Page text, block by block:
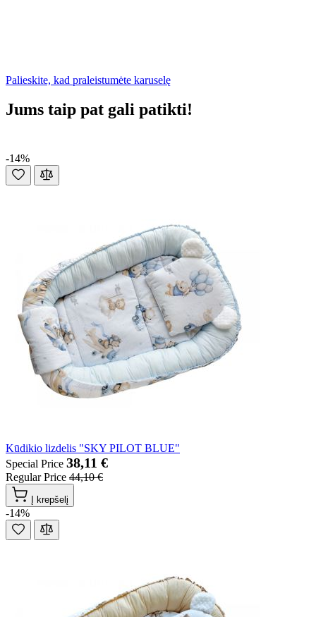
Palieskite, kad praleistumėte karuselę
Jums taip pat gali patikti!
-14%
Kūdikio lizdelis "SKY PILOT BLUE"
Special Price 38,11 €
Regular Price 44,10 €
Į krepšelį
-14%